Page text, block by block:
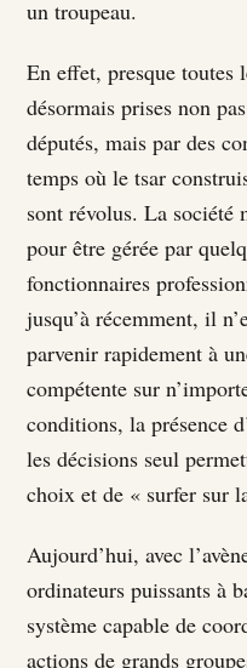
un troupeau.
En effet, presque toutes
désormais prises non
députés, mais par des
temps où le tsar
sont révolus. La société
pour être gérée par
fonctionnaires
jusqu’à récemment, il
parvenir rapidement à
compétente sur
conditions, la présence
les décisions seul
choix et de « surfer sur
Aujourd’hui, avec
ordinateurs puissants à
système capable de
actions de grands